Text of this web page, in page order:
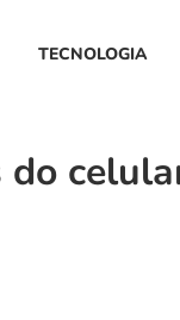
TECNOLOGIA
do